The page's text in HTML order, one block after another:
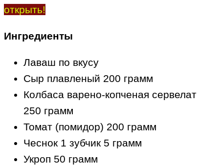
открыть!
Ингредиенты
Лаваш по вкусу
Сыр плавленый 200 грамм
Колбаса варено-копченая сервелат
250 грамм
Томат (помидор) 200 грамм
Чеснок 1 зубчик 5 грамм
Укроп 50 грамм